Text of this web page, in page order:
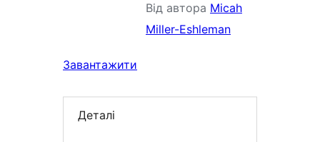
Від автора Micah
Miller-Eshleman
Завантажити
Деталі